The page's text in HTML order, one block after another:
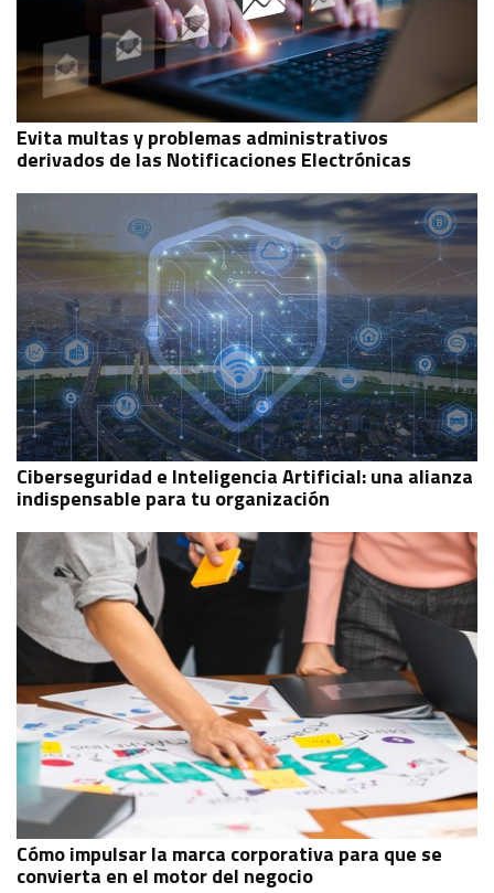
Evita multas y problemas administrativos
derivados de las Notificaciones Electrónicas
Ciberseguridad e Inteligencia Artificial: una alianza
indispensable para tu organización
Cómo impulsar la marca corporativa para que se
convierta en el motor del negocio